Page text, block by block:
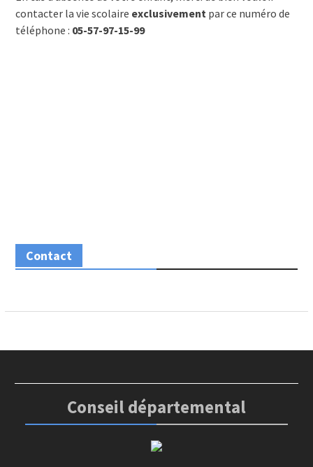
contacter la vie scolaire exclusivementpar ce numéro de
téléphone : 05-57-97-15-99
Contact
Conseil départemental